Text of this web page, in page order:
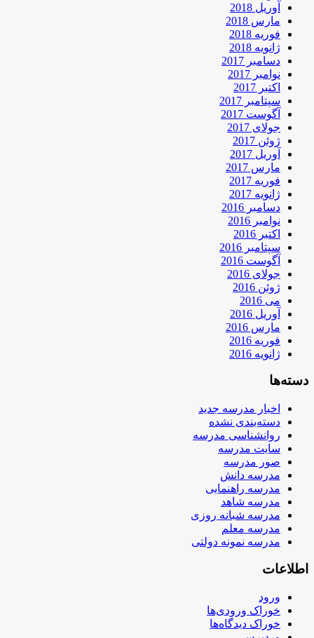
آوریل 2018
مارس 2018
فوریه 2018
ژانویه 2018
دسامبر 2017
نوامبر 2017
اکتبر 2017
سپتامبر 2017
آگوست 2017
جولای 2017
ژوئن 2017
آوریل 2017
مارس 2017
فوریه 2017
ژانویه 2017
دسامبر 2016
نوامبر 2016
اکتبر 2016
سپتامبر 2016
آگوست 2016
جولای 2016
ژوئن 2016
می 2016
آوریل 2016
مارس 2016
فوریه 2016
ژانویه 2016
دسته‌ها
اخبار مدرسه جدید
دسته‌بندی نشده
روانشناسی مدرسه
سایت مدرسه
صور مدرسه
مدرسه دانش
مدرسه راهنمایی
مدرسه شاهد
مدرسه شبانه روزی
مدرسه معلم
مدرسه نمونه دولتی
اطلاعات
ورود
خوراک ورودی‌ها
خوراک دیدگاه‌ها